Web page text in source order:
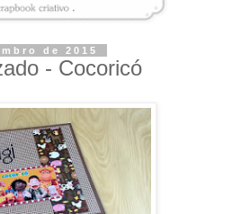
de 2015
- Cocoricó